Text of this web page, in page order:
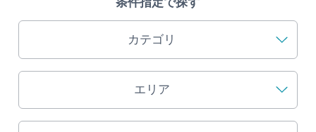
インフォメーション
ぎふ旅レポーター記事
カテゴリ
エリア